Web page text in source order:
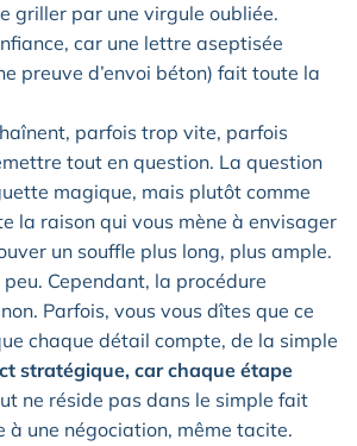
griller par une virgule oubliée.
car une lettre aseptisée
preuve d’envoi béton) fait toute la
parfois trop vite, parfois
tout en question. La question
magique, mais plutôt comme
la raison qui vous mène à envisager
un souffle plus long, plus ample.
Cependant, la procédure
Parfois, vous vous dîtes que ce
chaque détail compte, de la simple
stratégique, car chaque étape
ne réside pas dans le simple fait
à une négociation, même tacite.